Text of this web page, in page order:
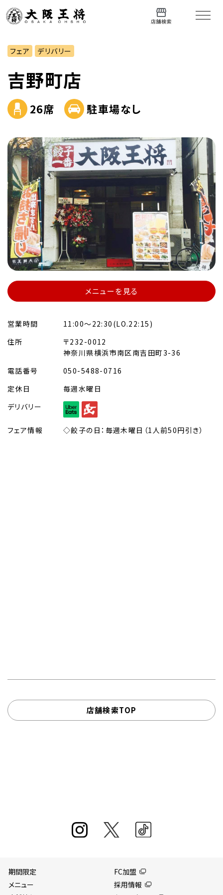
フェア デリバリー
吉野町店
26席 駐車場なし
メニューを見る
営業時間
11:00～22:30(LO.22:15)
住所
〒232-0012
神奈川県横浜市南区南吉田町3-36
電話番号
050-5488-0716
定休日
毎週水曜日
デリバリー
フェア情報 ◇餃子の日：毎週木曜日（1人前50円引き）
店舗検索TOP
期間限定
メニュー
FC加盟
採用情報